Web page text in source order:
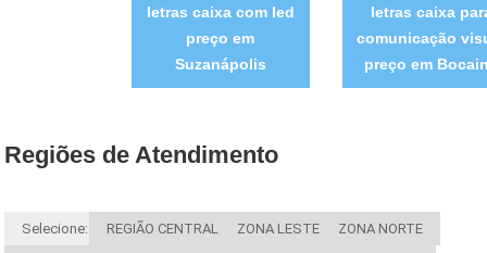
letras caixa com led
preço em
Suzanápolis
letras caixa
comunicação
preço em
Regiões de Atendimento
Selecione: REGIÃO CENTRAL ZONA LESTE ZONA NORTE